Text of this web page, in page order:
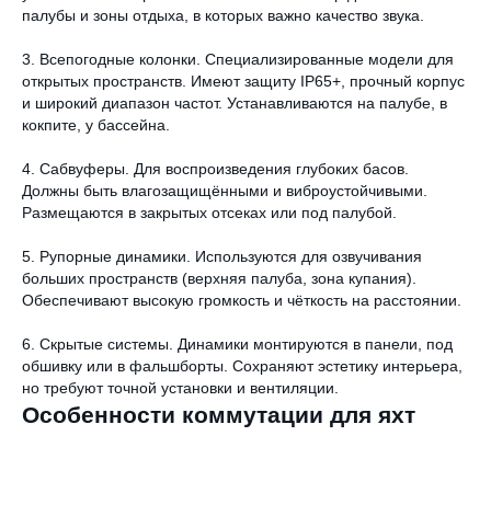
палубы и зоны отдыха, в которых важно качество звука.
3. Всепогодные колонки. Специализированные модели для
открытых пространств. Имеют защиту IP65+, прочный корпус
и широкий диапазон частот. Устанавливаются на палубе, в
кокпите, у бассейна.
4. Сабвуферы. Для воспроизведения глубоких басов.
Должны быть влагозащищёнными и виброустойчивыми.
Размещаются в закрытых отсеках или под палубой.
5. Рупорные динамики. Используются для озвучивания
больших пространств (верхняя палуба, зона купания).
Обеспечивают высокую громкость и чёткость на расстоянии.
6. Скрытые системы. Динамики монтируются в панели, под
обшивку или в фальшборты. Сохраняют эстетику интерьера,
но требуют точной установки и вентиляции.
Особенности коммутации для яхт